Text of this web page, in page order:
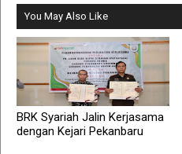
You May Also Like
BRK Syariah Jalin Kerjasama
dengan Kejari Pekanbaru